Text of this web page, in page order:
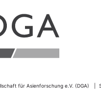
für Asienforschung e.V. (DGA)